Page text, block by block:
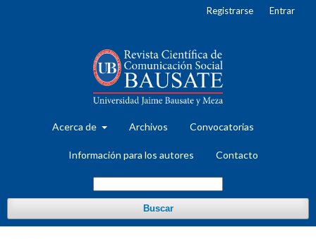
Acerca de Archivos Convocatorias
Información para los autores Contacto
Buscar
Registrarse Entrar